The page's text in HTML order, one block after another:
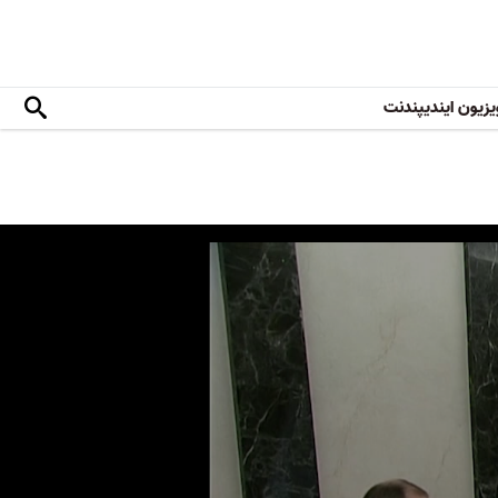
ایندیپندنت